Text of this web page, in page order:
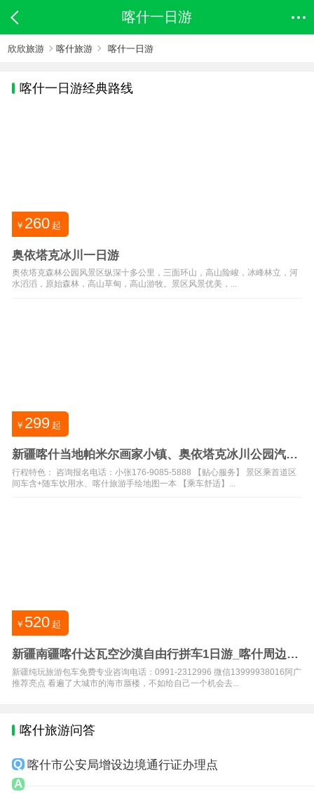
喀什一日游
欣欣旅游 喀什旅游 喀什一日游
喀什一日游经典路线
￥ 260 起
奥依塔克冰川一日游
奥依塔克森林公园风景区纵深十多公里，三面环山，高山险峻，冰峰林立，河
水滔滔，原始森林，高山草甸，高山游牧。景区风景优美，...
￥ 299 起
新疆喀什当地帕米尔画家小镇、奥依塔克冰川公园汽车
1日游
行程特色： 咨询报名电话：小张176-9085-5888 【贴心服务】 景区乘首道区
间车含+随车饮用水、喀什旅游手绘地图一本 【乘车舒适】...
￥ 520 起
新疆南疆喀什达瓦空沙漠自由行拼车1日游_喀什周边一
日游推荐
新疆纯玩旅游包车免费专业咨询电话：0991-2312996 微信13999938016阿广
推荐亮点 看遍了大城市的海市蜃楼，不如给自己一个机会去...
喀什旅游问答
喀什市公安局增设边境通行证办理点